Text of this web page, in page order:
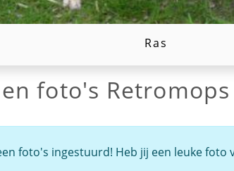
Ras
foto's Retromops
foto's ingestuurd! Heb jij een leuke foto